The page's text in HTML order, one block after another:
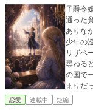
子爵令
通った
ありな
少年の
リザベ
尋ねる
の国で
まりだ
恋愛 連載中 短編